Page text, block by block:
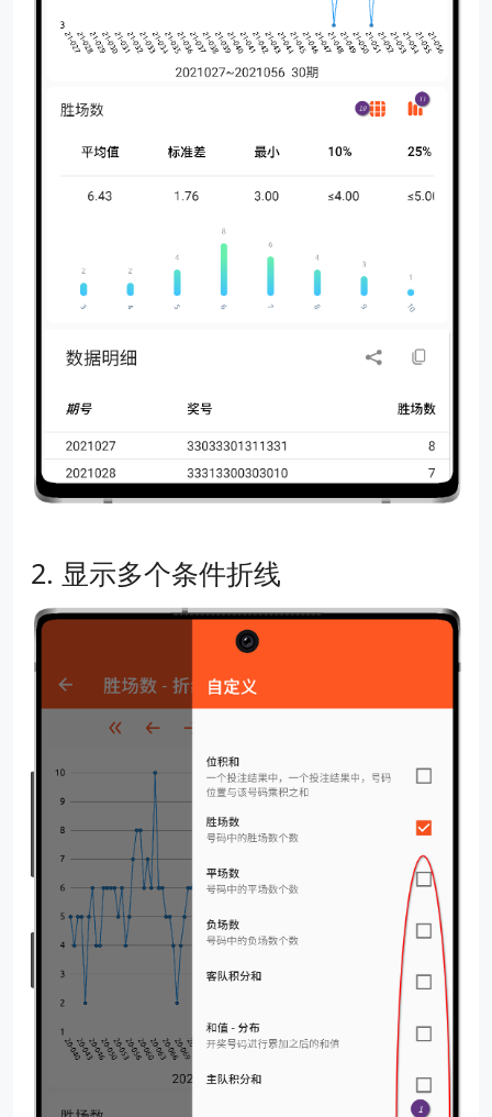
显示多个条件折线